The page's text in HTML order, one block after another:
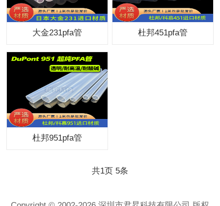
大金231pfa管 杜邦451pfa管
杜邦951pfa管
共1页 5条